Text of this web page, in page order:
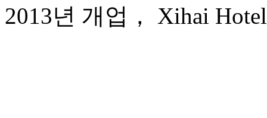
2013년 개업， Xihai